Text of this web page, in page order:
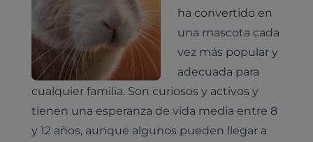
ha convertido en
una mascota cada
vez más popular y
adecuada para
cualquier familia. Son curiosos y activos y
tienen una esperanza de vida media entre 8
y 12 años, aunque algunos pueden llegar a